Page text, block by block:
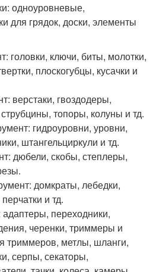
одноуровневые,
для грядок, доски, элементы
головки, ключи, биты, молотки,
плоскогубцы, кусачки и
верстаки, гвоздодеры,
топоры, колуны и тд.
гидроуровни, уровни,
штангельциркули и тд.
дюбели, скобы, степлеры,
домкраты, лебедки,
и тд.
переходники,
черенки, триммеры и
триммеров, метлы, шланги,
серпы, секаторы,